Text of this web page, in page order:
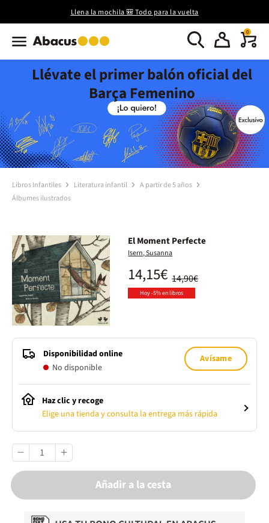
Llena la mochila 🎒 Todo para la vuelta
0
Llévate el primer balón oficial del
Barça Femenino
Libros Infantiles Literatura infantil
A partir de 5 años
Álbumes ilustrados
El Moment Perfecte
Isern, Susanna
14,90€
14,15€
Hoy -5% en libros
Disponibilidad online
No disponible
Avísame
Haz clic y recoge
Elige una tienda y consulta la entrega más rápida
Añadir a la cesta